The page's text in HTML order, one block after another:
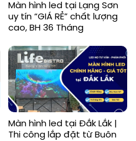
Màn hình led tại Lạng Sơn
uy tín “GIÁ RẺ” chất lượng
cao, BH 36 Tháng
Màn hình led tại Đắk Lắk |
Thi công lắp đặt từ Buôn